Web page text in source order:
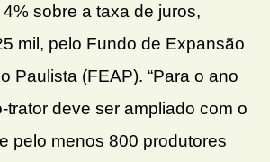
sobre a taxa de juros,
mil, pelo Fundo de Expansão
Paulista (FEAP). “Para o ano
trator deve ser ampliado com o
pelo menos 800 produtores